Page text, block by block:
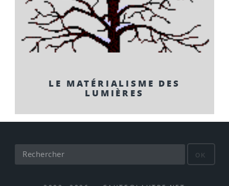
LE MATÉRIALISME DES
LUMIÈRES
OK